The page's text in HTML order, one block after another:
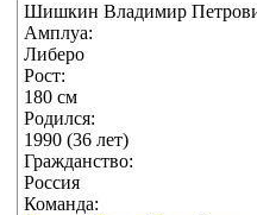
Шишкин Владимир
Амплуа:
Либеро
Рост:
180 см
Родился:
1990 (36 лет)
Гражданство:
Россия
Команда: